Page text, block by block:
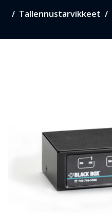
Tallennustarvikkeet